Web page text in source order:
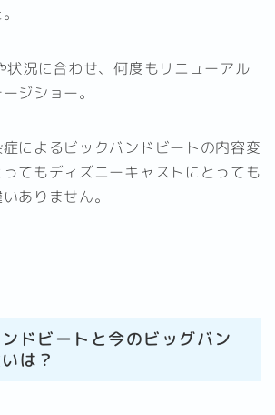
状況に合わせ、何度もリニューアル
ジショー。
によるビックバンドビートの内容変
てもディズニーキャストにとっても
ありません。
ドビートと今のビッグバン
は？